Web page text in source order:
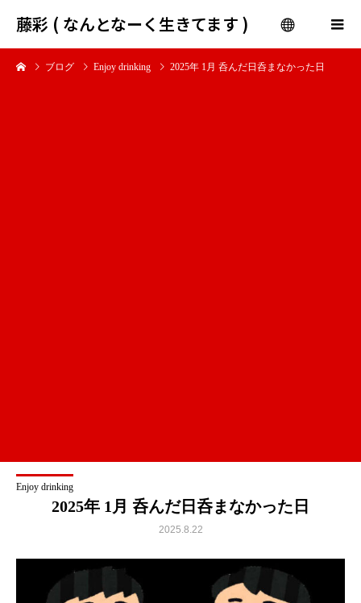
藤彩 ( なんとなーく生きてます )
menu
ブログ Enjoy drinking 2025年 1月 呑んだ日呑まなかった日
Enjoy drinking
2025年 1月 呑んだ日呑まなかった日
2025.8.22